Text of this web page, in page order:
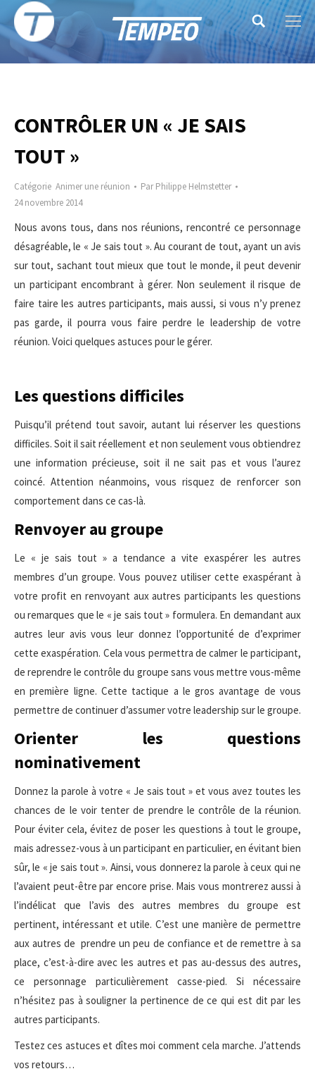
Search:
CONTRÔLER UN « JE SAIS
TOUT »
Catégorie Animer une réunion ParPhilippe Helmstetter
24 novembre 2014
Nous avons tous, dans nos réunions, rencontré ce personnage
désagréable, le « Je sais tout ». Au courant de tout, ayant un avis
sur tout, sachant tout mieux que tout le monde, il peut devenir
un participant encombrant à gérer. Non seulement il risque de
faire taire les autres participants, mais aussi, si vous n’y prenez
pas garde, il pourra vous faire perdre le leadership de votre
réunion. Voici quelques astuces pour le gérer.
Les questions difficiles
Puisqu’il prétend tout savoir, autant lui réserver les questions
difficiles. Soit il sait réellement et non seulement vous obtiendrez
une information précieuse, soit il ne sait pas et vous l’aurez
coincé. Attention néanmoins, vous risquez de renforcer son
comportement dans ce cas-là.
Renvoyer au groupe
Le « je sais tout » a tendance a vite exaspérer les autres
membres d’un groupe. Vous pouvez utiliser cette exaspérant à
votre profit en renvoyant aux autres participants les questions
ou remarques que le « je sais tout » formulera. En demandant aux
autres leur avis vous leur donnez l’opportunité de d’exprimer
cette exaspération. Cela vous permettra de calmer le participant,
de reprendre le contrôle du groupe sans vous mettre vous-même
en première ligne. Cette tactique a le gros avantage de vous
permettre de continuer d’assumer votre leadership sur le groupe.
Orienter les questions
nominativement
Donnez la parole à votre « Je sais tout » et vous avez toutes les
chances de le voir tenter de prendre le contrôle de la réunion.
Pour éviter cela, évitez de poser les questions à tout le groupe,
mais adressez-vous à un participant en particulier, en évitant bien
sûr, le « je sais tout ». Ainsi, vous donnerez la parole à ceux qui ne
l’avaient peut-être par encore prise. Mais vous montrerez aussi à
l’indélicat que l’avis des autres membres du groupe est
pertinent, intéressant et utile. C’est une manière de permettre
aux autres de prendre un peu de confiance et de remettre à sa
place, c’est-à-dire avec les autres et pas au-dessus des autres,
ce personnage particulièrement casse-pied. Si nécessaire
n’hésitez pas à souligner la pertinence de ce qui est dit par les
autres participants.
Testez ces astuces et dîtes moi comment cela marche. J’attends
vos retours…